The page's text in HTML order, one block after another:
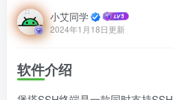
小艾同学
2024年1月18日更新
软件介绍